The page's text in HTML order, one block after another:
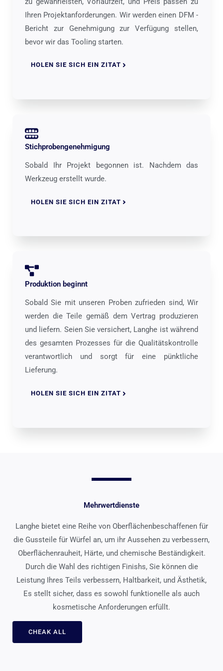
Ihren Projektanforderungen. Wir werden einen DFM -
Bericht zur Genehmigung zur Verfügung stellen,
bevor wir das Tooling starten.
HOLEN SIE SICH EIN ZITAT
Stichprobengenehmigung
Sobald Ihr Projekt begonnen ist. Nachdem das
Werkzeug erstellt wurde.
HOLEN SIE SICH EIN ZITAT
Produktion beginnt
Sobald Sie mit unseren Proben zufrieden sind, Wir
werden die Teile gemäß dem Vertrag produzieren
und liefern. Seien Sie versichert, Langhe ist während
des gesamten Prozesses für die Qualitätskontrolle
verantwortlich und sorgt für eine pünktliche
Lieferung.
HOLEN SIE SICH EIN ZITAT
Mehrwertdienste
Langhe bietet eine Reihe von Oberflächenbeschaffenen für
die Gussteile für Würfel an, um ihr Aussehen zu verbessern,
Oberflächenrauheit, Härte, und chemische Beständigkeit.
Durch die Wahl des richtigen Finishs, Sie können die
Leistung Ihres Teils verbessern, Haltbarkeit, und Ästhetik,
Es stellt sicher, dass es sowohl funktionelle als auch
kosmetische Anforderungen erfüllt.
CHEAK ALL